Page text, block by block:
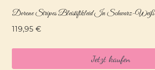
Dorene Stripes Bleistiftkleid In Schwarz-Weiß
119,95 €
Jetzt kaufen